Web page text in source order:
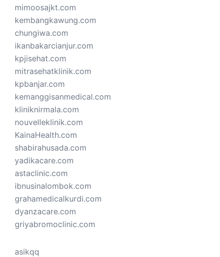
mimoosajkt.com
kembangkawung.com
chungiwa.com
ikanbakarcianjur.com
kpjisehat.com
mitrasehatklinik.com
kpbanjar.com
kemanggisanmedical.com
kliniknirmala.com
nouvelleklinik.com
KainaHealth.com
shabirahusada.com
yadikacare.com
astaclinic.com
ibnusinalombok.com
grahamedicalkurdi.com
dyanzacare.com
griyabromoclinic.com
asikqq